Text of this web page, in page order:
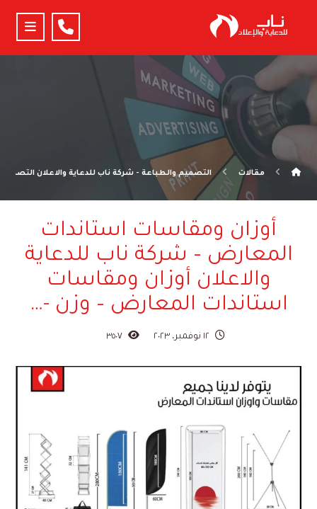
مقالات التصميم والطباعة - شركة ناب للدعاية والاعلان
أوزان ومقاسات استاندات
المعارض – شركة ناب للدعاية
والاعلان أوزان ومقاسات
استاندات المعارض – وزن -…
١٢ نوفمبر، ٢٠٢٣ ٣٥٠٧